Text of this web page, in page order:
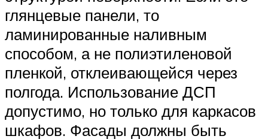
глянцевые панели, то
ламинированные наливным
способом, а не полиэтиленовой
пленкой, отклеивающейся через
полгода. Использование ДСП
допустимо, но только для каркасов
шкафов. Фасады должны быть